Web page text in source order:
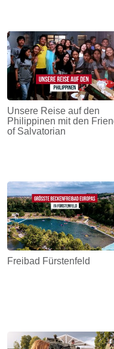
Unsere Reise auf den
Philippinen mit den
of Salvatorian
Freibad Fürstenfeld